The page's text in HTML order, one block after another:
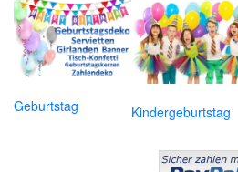
Geburtstag Kindergeburtstag